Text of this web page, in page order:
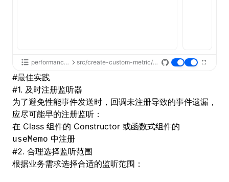
performance-api src/create-custom-metric/index.tsx
#最佳实践
#1. 及时注册监听器
为了避免性能事件发送时，回调未注册导致的事件遗漏，
应尽可能早的注册监听：
在 Class 组件的 Constructor 或函数式组件的
useMemo 中注册
#2. 合理选择监听范围
根据业务需求选择合适的监听范围：